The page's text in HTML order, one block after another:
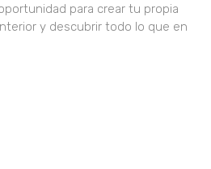
para crear tu propia
y descubrir todo lo que en